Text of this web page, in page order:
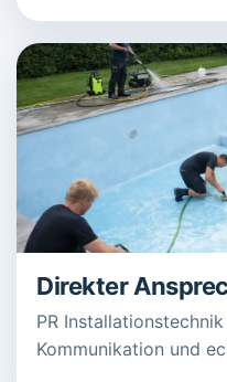
Direkter
PR
Kommunikation und